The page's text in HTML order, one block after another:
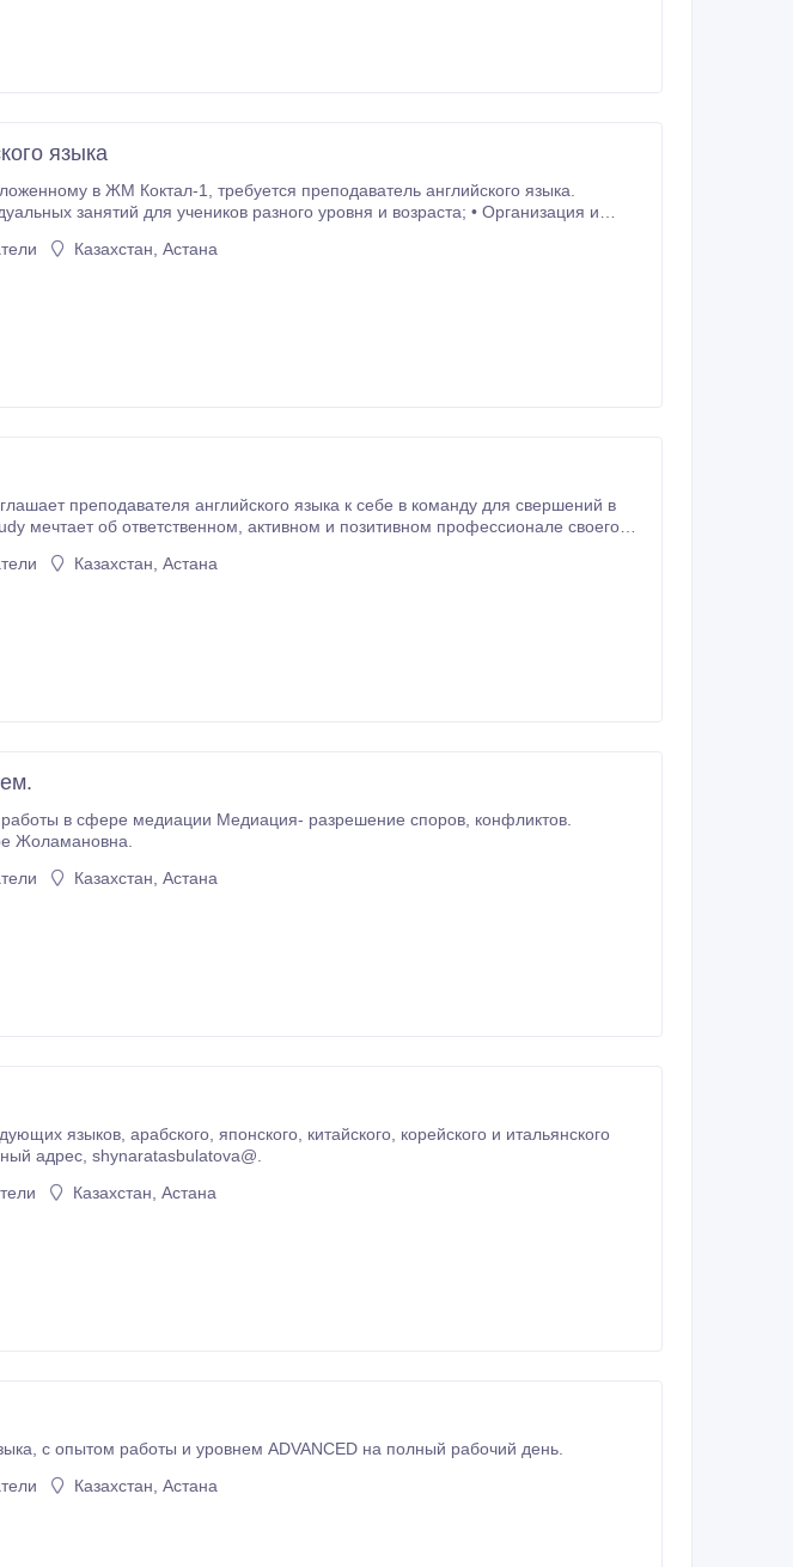
языка
для учеников разного уровня и возраста; • Организация и
Казахстан, Астана
преподавателя английского языка к себе в команду для свершений в
активном и позитивном профессионале своего
Казахстан, Астана
Медиация- разрешение споров, конфликтов.
Жоламановна.
Казахстан, Астана
корейского и итальянского
яyahoo.comзык. Резюме направлять на электронный адрес, shynaratasbulatova@.
Казахстан, Астана
Срочно требуется преподаватели английского языка, с опытом работы и уровнем ADVANCED на полный рабочий день.
Казахстан, Астана